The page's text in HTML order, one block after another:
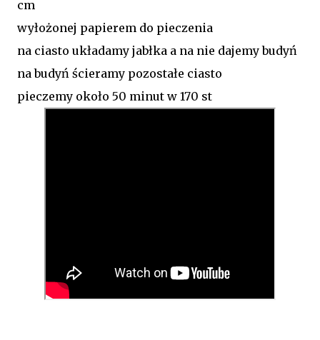
cm
wyłożonej papierem do pieczenia
na ciasto układamy jabłka a na nie dajemy budyń
na budyń ścieramy pozostałe ciasto
pieczemy około 50 minut w 170 st